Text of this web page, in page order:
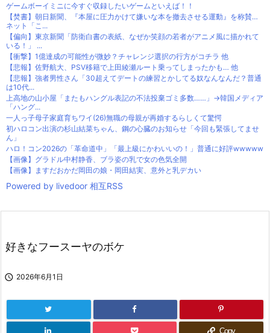
ゲームボーイミニに今すぐ収録したいゲームといえば！！
【焚書】朝日新聞、『本屋に圧力かけて嫌いな本を撤去させる運動』を称賛…
ネット「こ...
【偏向】東京新聞「防衛白書の表紙、なぜか笑顔の若者がアニメ風に描かれて
いる！」 ...
【衝撃】1億達成の可能性が微妙？チャレンジ選択の行方がコチラ 他
【悲報】佐野航大、PSV移籍で上田綾瀬ルート乗ってしまったかも… 他
【悲報】強者男性さん「30超えてデートの練習とかしてる奴なんなんだ？普通
は10代...
上高地の山小屋「またもハングル表記の不法投棄ゴミ多数……」→韓国メディア
「ハング...
一人っ子母子家庭育ちワイ(26)無職の母親が再婚するらしくて驚愕
初ハロコン出演の杉山結菜ちゃん、鋼の心臓のお知らせ「今回も緊張してませ
ん」
ハロ！コン2026の「革命道中」「最上級にかわいいの！」普通に好評wwwww
【画像】グラドル中村静香、ブラ姿の乳で女の色気全開
【画像】ますだおかだ岡田の娘・岡田結実、意外と乳デカい
Powered by livedoor 相互RSS
好きなフースーヤのボケ
 2026年6月1日
Copy